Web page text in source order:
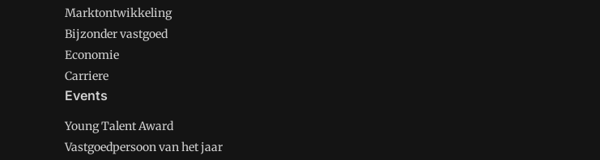
Marktontwikkeling
Bijzonder vastgoed
Economie
Carriere
Events
Young Talent Award
Vastgoedpersoon van het jaar